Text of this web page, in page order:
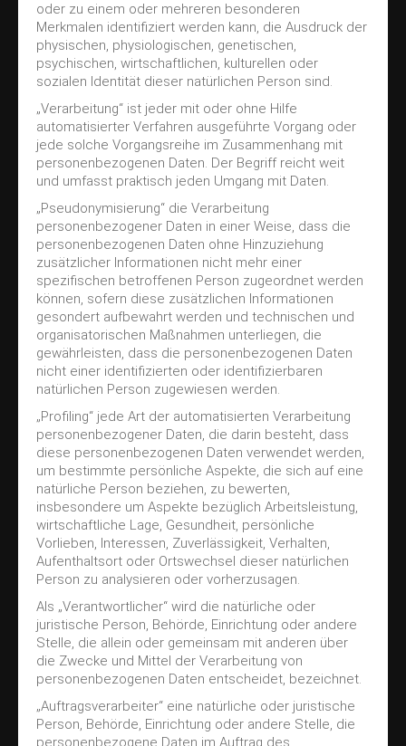
oder zu einem oder mehreren besonderen
Merkmalen identifiziert werden kann, die Ausdruck der
physischen, physiologischen, genetischen,
psychischen, wirtschaftlichen, kulturellen oder
sozialen Identität dieser natürlichen Person sind.
„Verarbeitung“ ist jeder mit oder ohne Hilfe
automatisierter Verfahren ausgeführte Vorgang oder
jede solche Vorgangsreihe im Zusammenhang mit
personenbezogenen Daten. Der Begriff reicht weit
und umfasst praktisch jeden Umgang mit Daten.
„Pseudonymisierung“ die Verarbeitung
personenbezogener Daten in einer Weise, dass die
personenbezogenen Daten ohne Hinzuziehung
zusätzlicher Informationen nicht mehr einer
spezifischen betroffenen Person zugeordnet werden
können, sofern diese zusätzlichen Informationen
gesondert aufbewahrt werden und technischen und
organisatorischen Maßnahmen unterliegen, die
gewährleisten, dass die personenbezogenen Daten
nicht einer identifizierten oder identifizierbaren
natürlichen Person zugewiesen werden.
„Profiling“ jede Art der automatisierten Verarbeitung
personenbezogener Daten, die darin besteht, dass
diese personenbezogenen Daten verwendet werden,
um bestimmte persönliche Aspekte, die sich auf eine
natürliche Person beziehen, zu bewerten,
insbesondere um Aspekte bezüglich Arbeitsleistung,
wirtschaftliche Lage, Gesundheit, persönliche
Vorlieben, Interessen, Zuverlässigkeit, Verhalten,
Aufenthaltsort oder Ortswechsel dieser natürlichen
Person zu analysieren oder vorherzusagen.
Als „Verantwortlicher“ wird die natürliche oder
juristische Person, Behörde, Einrichtung oder andere
Stelle, die allein oder gemeinsam mit anderen über
die Zwecke und Mittel der Verarbeitung von
personenbezogenen Daten entscheidet, bezeichnet.
„Auftragsverarbeiter“ eine natürliche oder juristische
Person, Behörde, Einrichtung oder andere Stelle, die
personenbezogene Daten im Auftrag des